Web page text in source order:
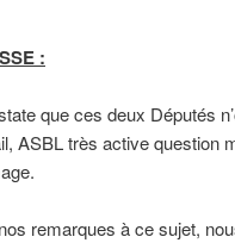
:
que ces deux Députés
ASBL très active question
remarques à ce sujet,